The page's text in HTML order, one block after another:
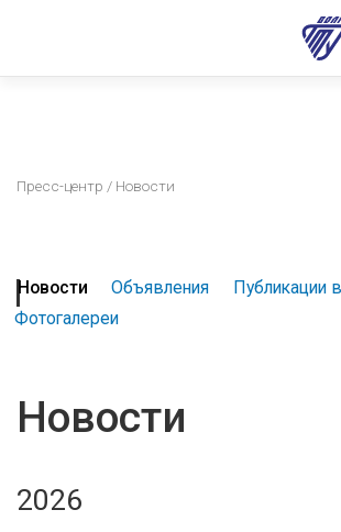
Пресс-центр / Новости
Новости Объявления
Публикации
Фотогалереи
Новости
2026